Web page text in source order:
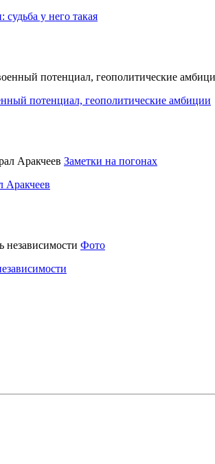
у него такая
потенциал, геополитические амбиции
Заметки на погонах
Аракчеев
Фото